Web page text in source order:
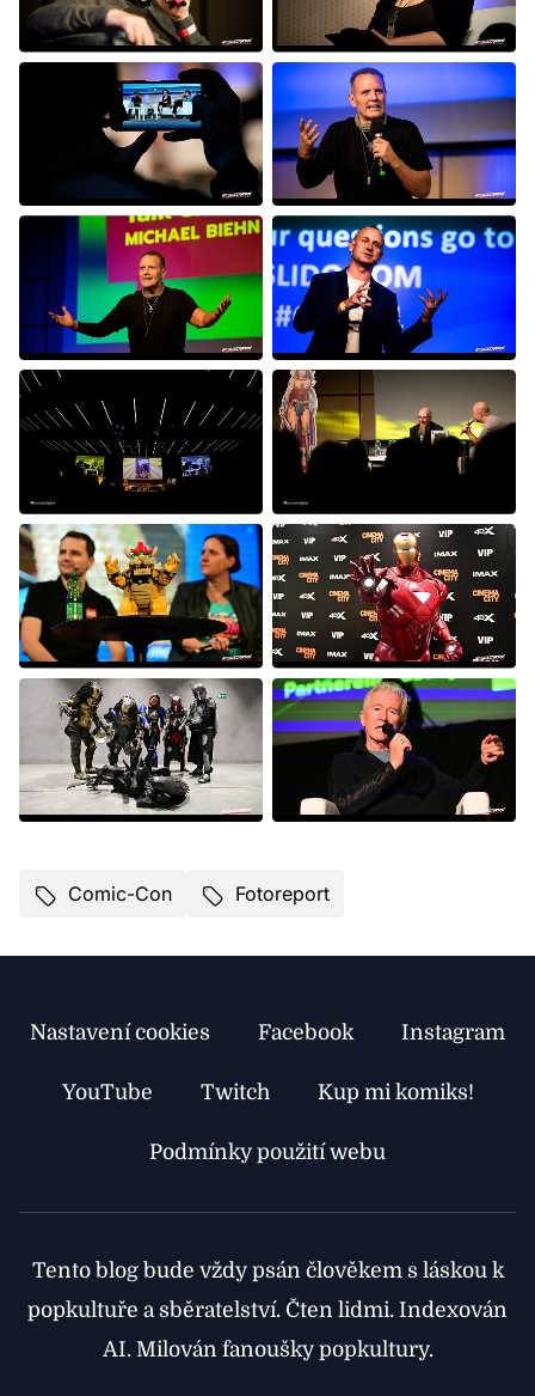
Comic-Con Fotoreport
Nastavení cookies Facebook Instagram
YouTube Twitch Kup mi komiks!
Podmínky použití webu
Tento blog bude vždy psán člověkem s láskou k
popkultuře a sběratelství. Čten lidmi. Indexován
AI. Milován fanoušky popkultury.